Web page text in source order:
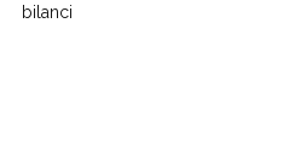
bilanci